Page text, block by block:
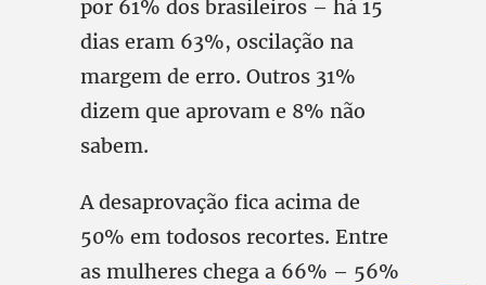
por 61% dos brasileiros – há 15
dias eram 63%, oscilação na
margem de erro. Outros 31%
dizem que aprovam e 8% não
sabem.
A desaprovação fica acima de
50% em todosos recortes. Entre
as mulheres chega a 66% – 56%